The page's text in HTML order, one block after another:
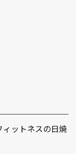
ィットネスの日焼